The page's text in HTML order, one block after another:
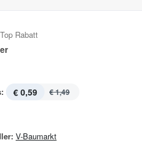
Top Rabatt
€ 0,59 € 1,49
V-Baumarkt